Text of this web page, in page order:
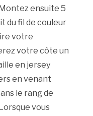
ensuite 5
du fil de couleur
votre
votre côte un
en jersey
en venant
le rang de
vous